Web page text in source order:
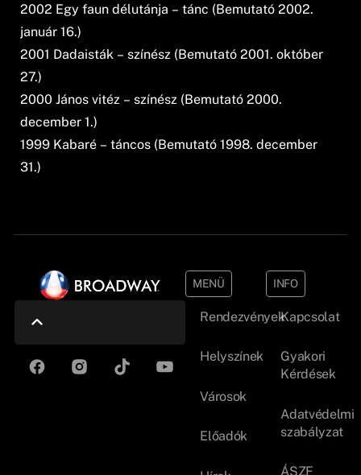
2002 Egy faun délutánja – tánc (Bemutató 2002.
január 16.)
2001 Dadaisták – színész (Bemutató 2001. október
27.)
2000 János vitéz – színész (Bemutató 2000.
december 1.)
1999 Kabaré – táncos (Bemutató 1998. december
31.)
MENÜ
Rendezvények
Helyszínek
Városok
Előadók
INFO
Kapcsolat
Gyakori
Kérdések
Adatvédelmi
szabályzat
ÁSZF